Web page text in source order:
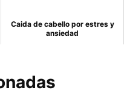
Caida de cabello por estres y
ansiedad